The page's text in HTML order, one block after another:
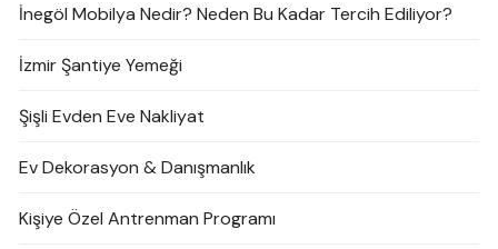
İnegöl Mobilya Nedir? Neden Bu Kadar Tercih Ediliyor?
İzmir Şantiye Yemeği
Şişli Evden Eve Nakliyat
Ev Dekorasyon & Danışmanlık
Kişiye Özel Antrenman Programı